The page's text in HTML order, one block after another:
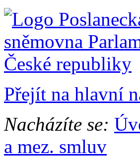
Přejít na hlavní
Nacházíte se:
a mez. smluv